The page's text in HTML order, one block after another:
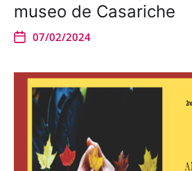
museo de Casariche
07/02/2024